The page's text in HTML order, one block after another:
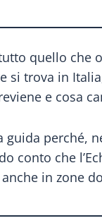
quello che
si trova in
e cosa
perché,
conto che
in zone